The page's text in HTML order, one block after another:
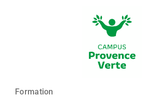
Formation